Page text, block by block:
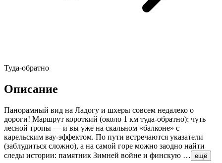
Туда-обратно
Описание
Панорамный вид на Ладогу и шхеры совсем недалеко о
дороги! Маршрут короткий (около 1 км туда-обратно): чуть
лесной тропы — и вы уже на скальном «балконе» с
карельским вау-эффектом. По пути встречаются указатели
(заблудиться сложно), а на самой горе можно заодно найти
следы истории: памятник Зимней войне и финскую … ещё